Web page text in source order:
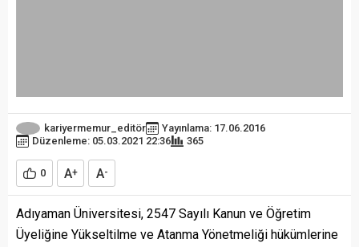
kariyermemur_editör
Yayınlama: 17.06.2016
Düzenleme: 05.03.2021 22:36
365
0 A+ A-
Adıyaman Üniversitesi, 2547 Sayılı Kanun ve Öğretim
Üyeliğine Yükseltilme ve Atanma Yönetmeliği hükümlerine